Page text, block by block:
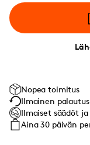
Nopea toimitus
Ilmainen
Ilmaiset säädöt
Aina 30 päivän